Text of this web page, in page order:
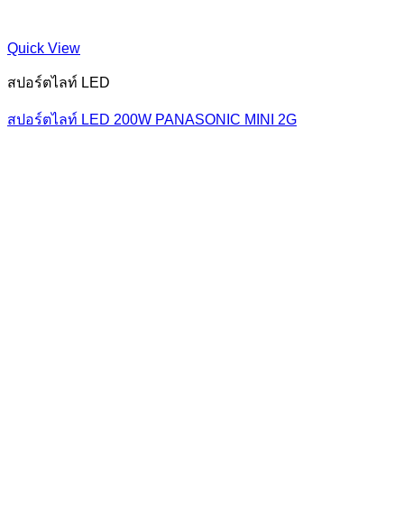
Quick View
สปอร์ตไลท์ LED
สปอร์ตไลท์ LED 200W PANASONIC MINI 2G